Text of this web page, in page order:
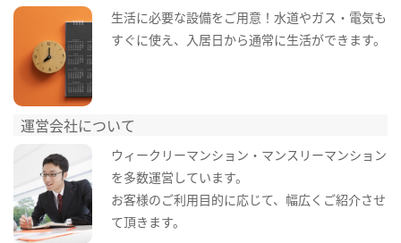
生活に必要な設備をご用意！水道やガス・電気も
すぐに使え、入居日から通常に生活ができます。
運営会社について
ウィークリーマンション・マンスリーマンション
を多数運営しています。
お客様のご利用目的に応じて、幅広くご紹介させ
て頂きます。